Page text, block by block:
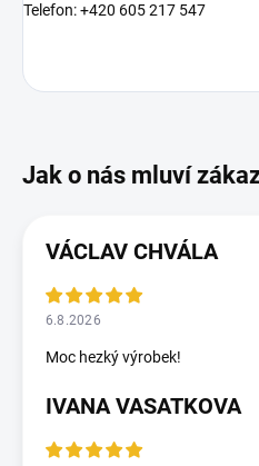
Telefon: +420 605 217 547
VÁCLAV CHVÁLA
6.8.2026
Moc hezký výrobek!
IVANA VASATKOVA